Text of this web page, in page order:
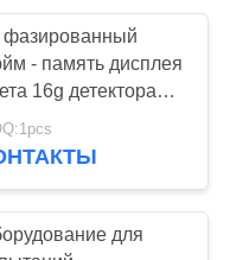
фазированный
- память дисплея
16g детектора
Tft рванины
для